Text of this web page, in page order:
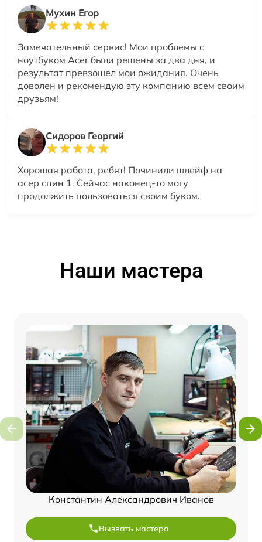
Мухин Егор
Замечательный сервис! Мои проблемы с
ноутбуком Acer были решены за два дня, и
результат превзошел мои ожидания. Очень
доволен и рекомендую эту компанию всем своим
друзьям!
Сидоров Георгий
Хорошая работа, ребят! Починили шлейф на
асер спин 1. Сейчас наконец-то могу
продолжить пользоваться своим буком.
Наши мастера
Константин Александрович Иванов
Вызвать мастера